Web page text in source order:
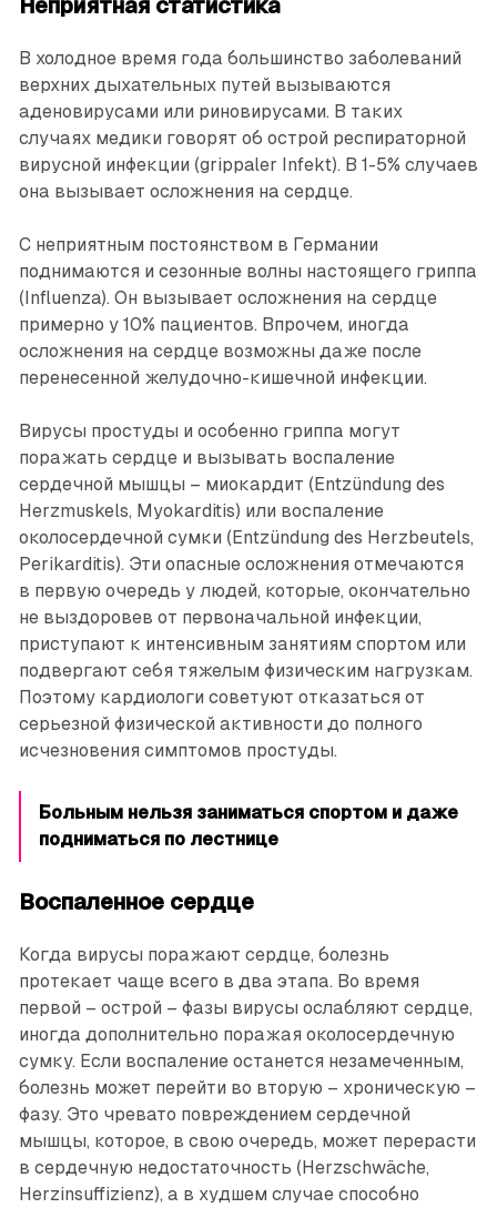
Неприятная статистика
В холодное время года большинство заболеваний
верхних дыхательных путей вызываются
аденовирусами или риновирусами. В таких
случаях медики говорят об острой респираторной
вирусной инфекции (grippaler Infekt). В 1-5% случаев
она вызывает осложнения на сердце.
С неприятным постоянством в Германии
поднимаются и сезонные волны настоящего гриппа
(Influenza). Он вызывает осложнения на сердце
примерно у 10% пациентов. Впрочем, иногда
осложнения на сердце возможны даже ­после
перенесенной желудочно-­кишечной инфекции.
Вирусы простуды и особенно гриппа могут
поражать сердце и вызывать воспаление
сердечной мышцы – миокардит (Entzündung des
Herzmuskels, Myokarditis) или воспаление
околосердечной сумки (Entzündung des Herzbeutels,
Perikarditis). Эти опасные осложнения отмечаются
в первую очередь у людей, которые, окончательно
не выздоровев от первоначальной инфекции,
приступают к интенсивным занятиям спортом или
подвергают себя тяжелым физическим нагрузкам.
Поэтому кардиологи советуют отказаться от
серь­езной физической активности до полного
исчезновения симптомов простуды.
Больным нельзя заниматься спортом и даже
подниматься по лестнице
Воспаленное сердце
Когда вирусы поражают сердце, болезнь
протекает чаще всего в два этапа. Во время
первой – острой – фазы вирусы ослабляют сердце,
иногда дополнительно поражая околосердечную
сумку. Если воспаление останется незамеченным,
болезнь может перейти во вторую – хроническую –
фазу. Это чревато повреждением сердечной
мышцы, которое, в свою очередь, может перерасти
в сердечную недостаточность (Herzschwäche,
Herzinsuffizienz), а в худшем случае способно